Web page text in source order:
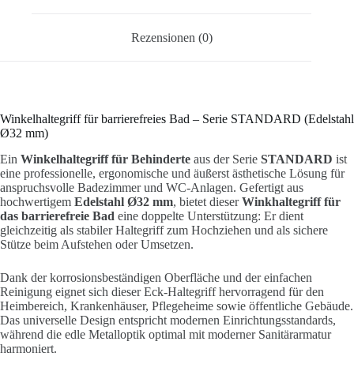
Rezensionen (0)
Winkelhaltegriff für barrierefreies Bad – Serie STANDARD (Edelstahl
Ø32 mm)
Ein Winkelhaltegriff für Behinderte aus der Serie STANDARD ist
eine professionelle, ergonomische und äußerst ästhetische Lösung für
anspruchsvolle Badezimmer und WC-Anlagen. Gefertigt aus
hochwertigem Edelstahl Ø32 mm, bietet dieserWinkhaltegriff für
das barrierefreie Bad eine doppelte Unterstützung: Er dient
gleichzeitig als stabiler Haltegriff zum Hochziehen und als sichere
Stütze beim Aufstehen oder Umsetzen.
Dank der korrosionsbeständigen Oberfläche und der einfachen
Reinigung eignet sich dieser Eck-Haltegriff hervorragend für den
Heimbereich, Krankenhäuser, Pflegeheime sowie öffentliche Gebäude.
Das universelle Design entspricht modernen Einrichtungsstandards,
während die edle Metalloptik optimal mit moderner Sanitärarmatur
harmoniert.